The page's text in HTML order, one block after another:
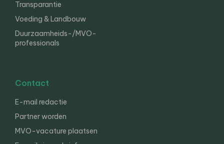
Transparantie
Voeding & Landbouw
Duurzaamheids-/MVO-
professionals
Contact
E-mail redactie
Partner worden
MVO-vacature plaatsen